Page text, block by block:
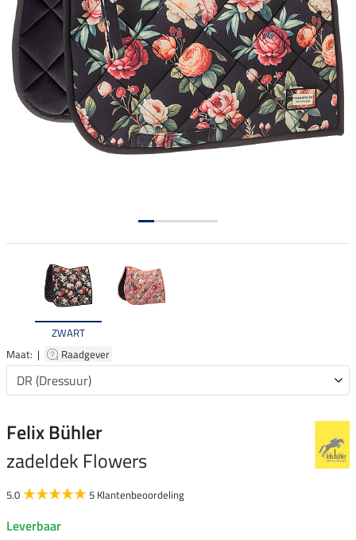
ZWART
Maat: |
Raadgever
Felix Bühler
zadeldek Flowers
5.0 5 Klantenbeoordeling
Leverbaar